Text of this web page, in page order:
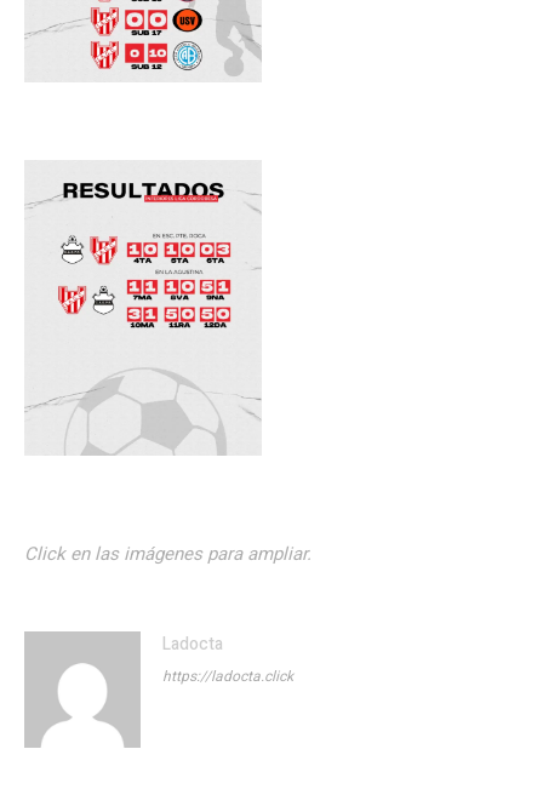
Click en las imágenes para ampliar.
Ladocta
https://ladocta.click